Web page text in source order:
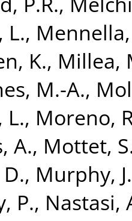
L.,
K., Millea,
M.-A.,
L., Moreno,
A., Mottet,
, Murphy,
P., Nastasi,